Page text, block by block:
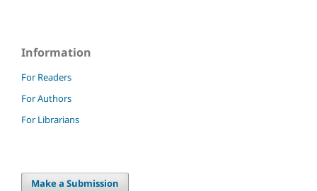
Information
For Readers
For Authors
For Librarians
Make a Submission